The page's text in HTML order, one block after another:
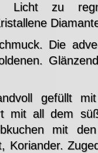
Licht zu
Die
gefüllt
mit all dem
mit
Koriander.